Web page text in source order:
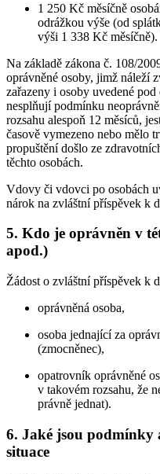
1 250 Kč měsíčně
odrážkou výše (od
výši 1 338 Kč měsíčně).
Na základě zákona č. 108/
oprávněné osoby, jimž náleží
zařazeny i osoby uvedené
nesplňují podmínku
rozsahu alespoň 12 měsíců,
časově vymezeno nebo mělo
propuštění došlo ze
těchto osobách.
Vdovy či vdovci po osobách
nárok na zvláštní příspěvek k
5. Kdo je oprávněn v
apod.)
Žádost o zvláštní příspěvek k
oprávněná osoba,
osoba jednající za
(zmocněnec),
opatrovník oprávněné
v takovém rozsahu, že
právně jednat).
6. Jaké jsou podmínky
situace